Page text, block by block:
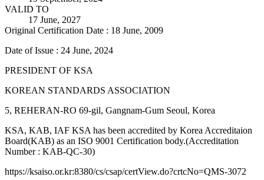
VALID TO
17 June, 2027
Original Certification Date : 18 June, 2009
Date of Issue : 24 June, 2024
PRESIDENT OF KSA
KOREAN STANDARDS ASSOCIATION
5, REHERAN-RO 69-gil, Gangnam-Gum Seoul, Korea
KSA, KAB, IAF KSA has been accredited by Korea Accreditaion
Board(KAB) as an ISO 9001 Certification body.(Accreditation
Number : KAB-QC-30)
https://ksaiso.or.kr:8380/cs/csap/certView.do?crtcNo=QMS-3072